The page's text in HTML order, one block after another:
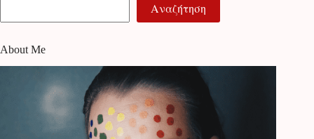
Αναζήτηση
About Me